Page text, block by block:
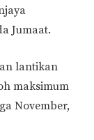
Jumaat.
lantikan
maksimum
November,